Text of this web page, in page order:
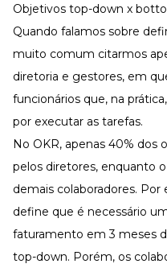
Objetivos top-down x
Quando falamos sobre
muito comum citarmos
diretoria e gestores, em
funcionários que, na
por executar as tarefas.
No OKR, apenas 40% dos
pelos diretores, enquanto
demais colaboradores. Por
define que é necessário
faturamento em 3 meses
top-down. Porém, os